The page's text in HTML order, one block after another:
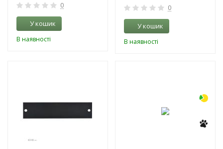
0
У кошик
В наявності
0
У кошик
В наявності